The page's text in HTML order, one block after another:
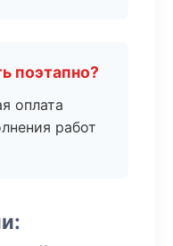
поэтапно?
оплата
работ